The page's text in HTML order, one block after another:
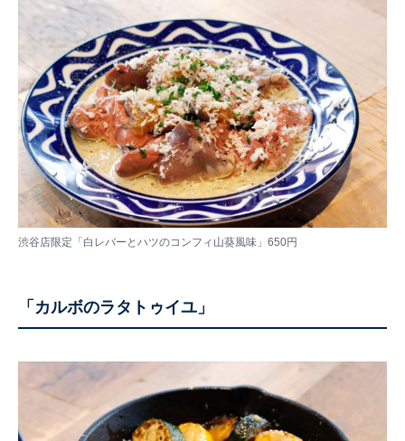
渋谷店限定「白レバーとハツのコンフィ山葵風味」650円
「カルボのラタトゥイユ」